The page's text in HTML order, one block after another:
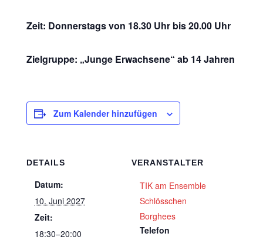
Zeit: Donnerstags von 18.30 Uhr bis 20.00 Uhr
Zielgruppe: „Junge Erwachsene“ ab 14 Jahren
Zum Kalender hinzufügen
DETAILS
Datum:
10. Juni 2027
Zeit:
18:30–20:00
VERANSTALTER
TIK am Ensemble
Schlösschen
Borghees
Telefon